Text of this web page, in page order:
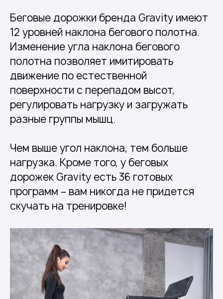
Беговые дорожки бренда Gravity имеют
12 уровней наклона бегового полотна.
Изменение угла наклона бегового
полотна позволяет имитировать
движение по естественной
поверхности с перепадом высот,
регулировать нагрузку и загружать
разные группы мышц.
Чем выше угол наклона, тем больше
нагрузка. Кроме того, у беговых
дорожек Gravity есть 36 готовых
программ – вам никогда не придется
скучать на тренировке!